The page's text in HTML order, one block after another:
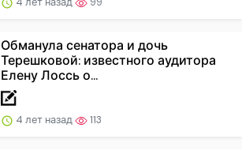
Обманула сенатора и дочь
Терешковой: известного аудитора
Елену Лоссь о...
4 лет назад 113